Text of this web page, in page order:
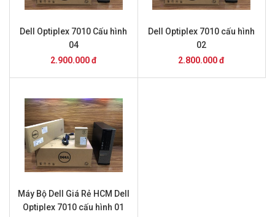
Dell Optiplex 7010 Cấu hình
04
2.900.000 đ
Dell Optiplex 7010 cấu hình
02
2.800.000 đ
Máy Bộ Dell Giá Rẻ HCM Dell
Optiplex 7010 cấu hình 01